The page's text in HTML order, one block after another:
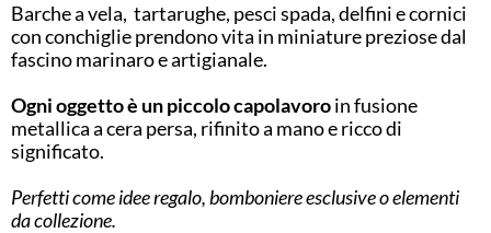
Barche a vela, tartarughe, pesci spada, delfini e cornici
con conchiglie prendono vita in miniature preziose dal
fascino marinaro e artigianale.
Ogni oggetto è un piccolo capolavoroin fusione
metallica a cera persa, rifinito a mano e ricco di
significato.
Perfetti come idee regalo, bomboniere esclusive o elementi
da collezione.